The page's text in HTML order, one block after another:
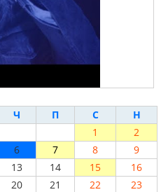
Ч П С
Н
1
2
6 7 8
9
13 14 15
16
20 21 22
23